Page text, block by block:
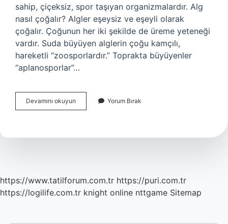
sahip, çiçeksiz, spor taşıyan organizmalardır. Alg
nasıl çoğalır? Algler eşeysiz ve eşeyli olarak
çoğalır. Çoğunun her iki şekilde de üreme yeteneği
vardır. Suda büyüyen alglerin çoğu kamçılı,
hareketli “zoosporlardır.” Toprakta büyüyenler
“aplanosporlar”…
Devamını okuyun
Büyümesi
Yorum Bırak
https://www.tatilforum.com.tr https://puri.com.tr
https://logilife.com.tr knight online nttgame Sitemap